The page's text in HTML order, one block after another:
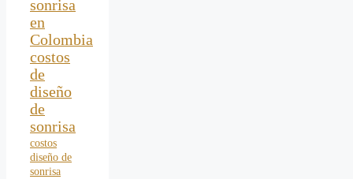
sonrisa
en
Colombia
costos
de
diseño
de
sonrisa
costos
diseño de
sonrisa